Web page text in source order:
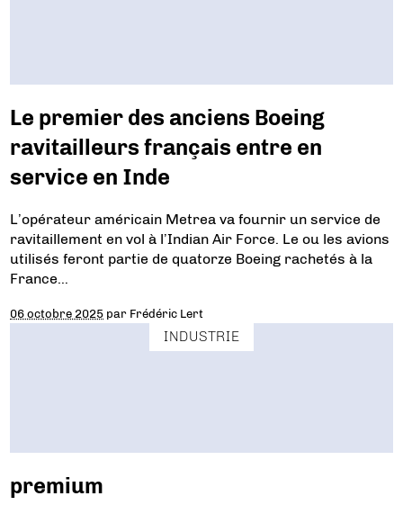
Le premier des anciens Boeing
ravitailleurs français entre en
service en Inde
L’opérateur américain Metrea va fournir un service de
ravitaillement en vol à l’Indian Air Force. Le ou les avions
utilisés feront partie de quatorze Boeing rachetés à la
France…
06 octobre 2025 par Frédéric Lert
INDUSTRIE
premium